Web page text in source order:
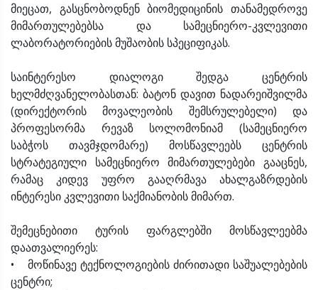
მიეცათ, გასცნობოდნენ ბიომედიცინის თანამედროვე
მიმართულებებსა და სამეცნიერო-კვლევითი
ლაბორატორიების მუშაობის სპეციფიკას.
საინტერესო დიალოგი შედგა ცენტრის
ხელმძღვანელობასთან: ბატონ დავით ნადარეიშვილმა
(დირექტორის მოვალეობის შემსრულებელი) და
პროფესორმა რევაზ სოლომონიამ (სამეცნიერო
საბჭოს თავმჯდომარე) მოსწავლეებს ცენტრის
სტრატეგიული სამეცნიერო მიმართულებები გააცნეს,
რამაც კიდევ უფრო გააღრმავა ახალგაზრდების
ინტერესი კვლევითი საქმიანობის მიმართ.
შემეცნებითი ტურის ფარგლებში მოსწავლეებმა
დაათვალიერეს:
• მოწინავე ტექნოლოგიების ძირითადი საშუალებების
ცენტრი;